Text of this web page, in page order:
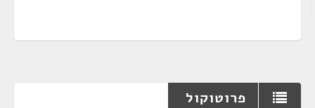
פרוטוקול